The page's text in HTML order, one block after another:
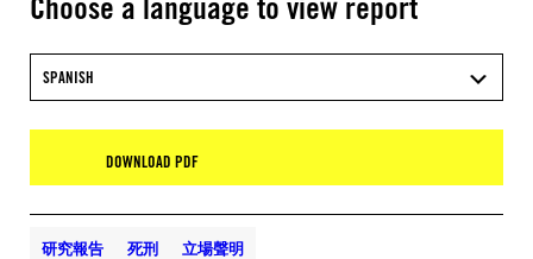
SPANISH
DOWNLOAD PDF
研究報告 死刑 立場聲明